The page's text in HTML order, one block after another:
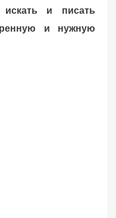
и писать
и нужную